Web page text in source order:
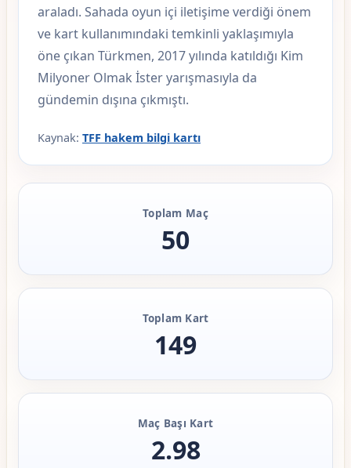
araladı. Sahada oyun içi iletişime verdiği önem
ve kart kullanımındaki temkinli yaklaşımıyla
öne çıkan Türkmen, 2017 yılında katıldığı Kim
Milyoner Olmak İster yarışmasıyla da
gündemin dışına çıkmıştı.
Kaynak: TFF hakem bilgi kartı
Toplam Maç
50
Toplam Kart
149
Maç Başı Kart
2.98